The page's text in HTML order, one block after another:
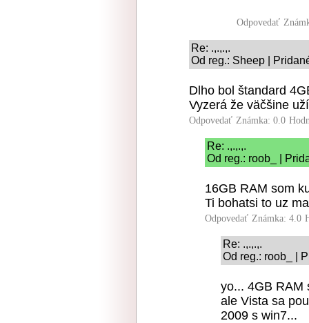
Odpovedať
Re: .,.,.,.
Od reg.: Sheep |
Dlho bol štandard
Vyzerá že väčšine
Odpovedať Známka: 0.0
Re: .,.,.,.
Od reg.: roob_ |
16GB RAM som
Ti bohatsi to uz
Odpovedať Známka: 4.0
Re: .,.,.,.
Od reg.: roob_ |
yo... 4GB RAM
ale Vista sa
2009 s win7...